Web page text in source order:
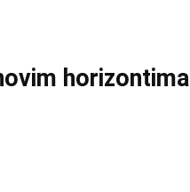
horizontima